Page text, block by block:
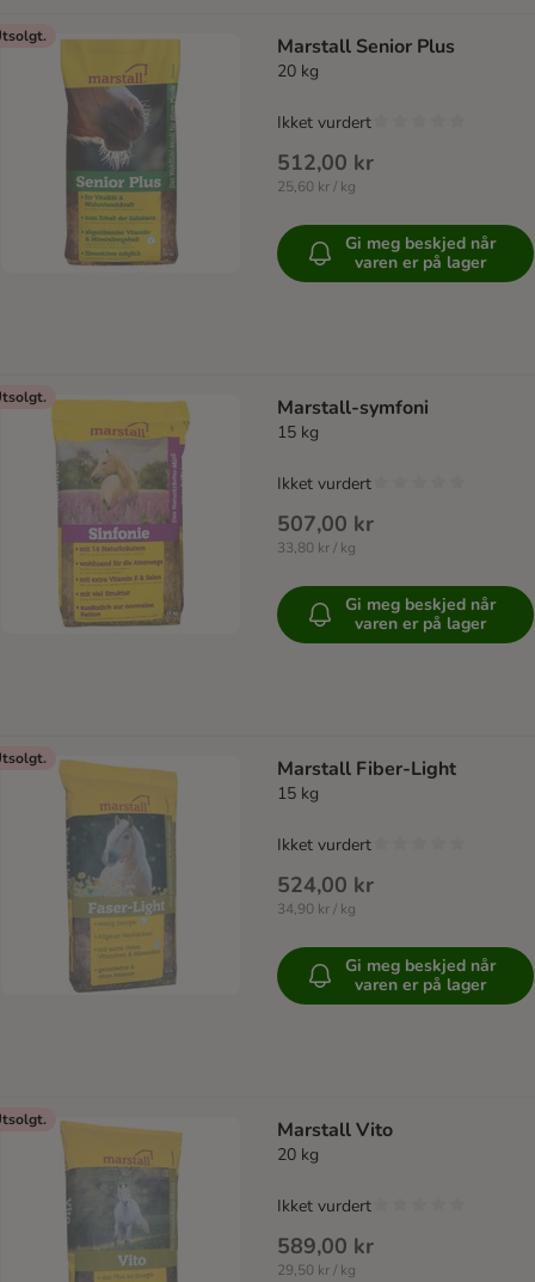
Marstall Senior Plus
20 kg
512,00 kr
25,60 kr / kg
Ikket vurdert
Gi meg beskjed når
varen er på lager
Marstall-symfoni
15 kg
507,00 kr
33,80 kr / kg
Ikket vurdert
Gi meg beskjed når
varen er på lager
Marstall Fiber-Light
15 kg
524,00 kr
34,90 kr / kg
Ikket vurdert
Gi meg beskjed når
varen er på lager
Marstall Vito
20 kg
589,00 kr
29,50 kr / kg
Ikket vurdert